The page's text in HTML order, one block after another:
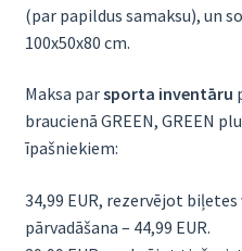
(par papildus samaksu), un
100x50x80 cm.
Maksa parsporta inventāru
braucienā GREEN, GREEN
īpašniekiem:
34,99 EUR, rezervējot
pārvadāšana – 44,99 EUR.